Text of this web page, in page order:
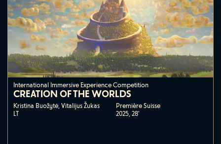
International Immersive Experience Competition
CREATION OF THE WORLDS
Kristina Buožytė, Vitalijus Žukas
LT
Première Suisse
2025,28'